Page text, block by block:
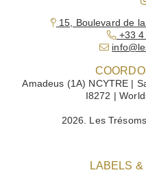
15, Boulevard de
+33 4
Amadeus (1A) NCYTRE |
I8272 |
2026. Les
LABELS &